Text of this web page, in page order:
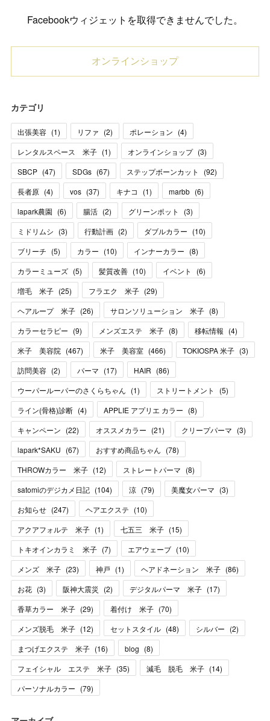
Facebookウィジェットを取得できませんでした。
オンラインショップ
カテゴリ
出張美容 (1) リファ (2) ポレーション (4)
レンタルスペース 米子 (1) オンラインショップ (3)
SBCP (47) SDGs (67) ステップボーンカット (92)
長者原 (4) vos (37) キナコ (1) marbb (6)
lapark農園 (6) 腸活 (2) グリーンポット (3)
ミドリムシ (3) 行動計画 (2) ダブルカラー (10)
ブリーチ (5) カラー (10) インナーカラー (8)
カラーミューズ (5) 髪質改善 (10) イベント (6)
増毛 米子 (25) フラエク 米子 (29)
ヘアループ 米子 (26) サロンソリューション 米子 (8)
カラーセラピー (9) メンズエステ 米子 (8) 移転情報 (4)
米子 美容院 (467) 米子 美容室 (466) TOKIOSPA 米子 (3)
訪問美容 (2) パーマ (17) HAIR (86)
ウーパールーパーのさくらちゃん (1) ストリートメント (5)
ライン(骨格)診断 (4) APPLIE アプリエ カラー (8)
キャンペーン (22) オススメカラー (21) クリープパーマ (3)
lapark*SAKU (67) おすすめ商品ちゃん (78)
THROWカラー 米子 (12) ストレートパーマ (8)
satomiのデジカメ日記 (104) 涼 (79) 美魔女パーマ (3)
お知らせ (247) ヘアエクステ (10)
アクアフォルテ 米子 (1) 七五三 米子 (15)
トキオインカラミ 米子 (7) エアウェーブ (10)
メンズ 米子 (23) 神戸 (1) ヘアドネーション 米子 (86)
お花 (3) 阪神大震災 (2) デジタルパーマ 米子 (17)
香草カラー 米子 (29) 着付け 米子 (70)
メンズ脱毛 米子 (12) セットスタイル (48) シルバー (2)
まつげエクステ 米子 (16) blog (8)
フェイシャル エステ 米子 (35) 減毛 脱毛 米子 (14)
パーソナルカラー (79)